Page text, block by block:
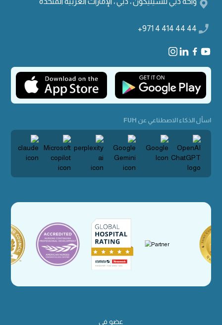
+971 4 414 44 44
اسأل الذكاء الاصطناعي عن FUH
عضو في